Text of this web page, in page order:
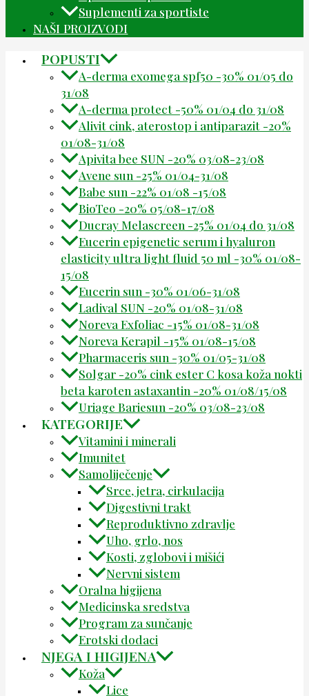
Suplementi za sportiste
NAŠI PROIZVODI
POPUSTI
A-derma exomega spf50 -30% 01/05 do
31/08
A-derma protect -50% 01/04 do 31/08
Alivit cink, aterostop i antiparazit -20%
01/08-31/08
Apivita bee SUN -20% 03/08-23/08
Avene sun -25% 01/04-31/08
Babe sun -22% 01/08 -15/08
BioTeo -20% 05/08-17/08
Ducray Melascreen -25% 01/04 do 31/08
Eucerin epigenetic serum i hyaluron
elasticity ultra light fluid 50 ml -30% 01/08-
15/08
Eucerin sun -30% 01/06-31/08
Ladival SUN -20% 01/08-31/08
Noreva Exfoliac -15% 01/08-31/08
Noreva Kerapil -15% 01/08-15/08
Pharmaceris sun -30% 01/05-31/08
Solgar -20% cink ester C kosa koža nokti
beta karoten astaxantin -20% 01/08/15/08
Uriage Bariesun -20% 03/08-23/08
KATEGORIJE
Vitamini i minerali
Imunitet
Samoliječenje
Srce, jetra, cirkulacija
Digestivni trakt
Reproduktivno zdravlje
Uho, grlo, nos
Kosti, zglobovi i mišići
Nervni sistem
Oralna higijena
Medicinska sredstva
Program za sunčanje
Erotski dodaci
NJEGA I HIGIJENA
Koža
Lice